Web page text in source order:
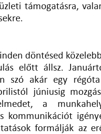
támogatásra,
döntésed
előtt állsz.
szó akár egy
júniusig
a
kommunikációt
formálják az